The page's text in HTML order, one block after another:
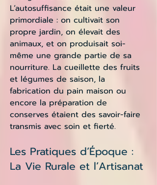
L’autosuffisance était une valeur
primordiale : on cultivait son
propre jardin, on élevait des
animaux, et on produisait soi-
même une grande partie de sa
nourriture. La cueillette des fruits
et légumes de saison, la
fabrication du pain maison ou
encore la préparation de
conserves étaient des savoir-faire
transmis avec soin et fierté.
Les Pratiques d’Époque :
La Vie Rurale et l’Artisanat